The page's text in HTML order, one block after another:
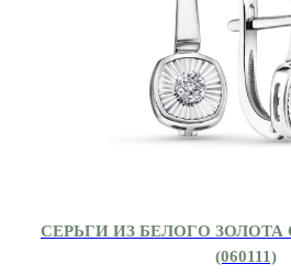
СЕРЬГИ ИЗ БЕЛОГО
(060111)